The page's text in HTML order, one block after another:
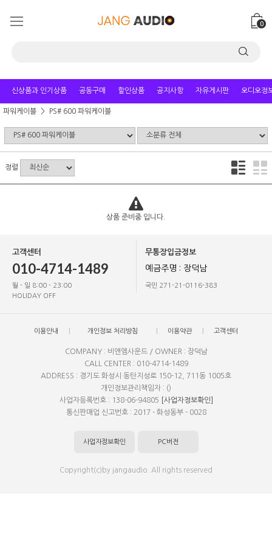
0
신상품과 인기상품 공동구매 할인상품 공지사항 자유게시판 오디오정
파워케이블 PS# 600 파워케이블
정렬
상품 준비중 입니다.
고객센터
010-4714-1489
월 - 일 8:00 - 23:00
HOLIDAY OFF
무통장입금정보
예금주명 : 장덕남
국민 271-21-0116-383
이용안내 개인정보 처리방침 이용약관 고객센터
COMPANY : 비앤엠사운드 / OWNER : 장덕남
CALL CENTER : 010-4714-1489
ADDRESS : 경기도 화성시 동탄지성로 150-12, 711동 1005호
개인정보관리책임자 : ()
사업자등록번호 : 138-06-94805
[사업자정보확인]
통신판매업 신고번호 : 2017 - 화성동부 - 0028
사업자정보확인 PC버전
Copyright(c)by jangaudio. All rights reserved